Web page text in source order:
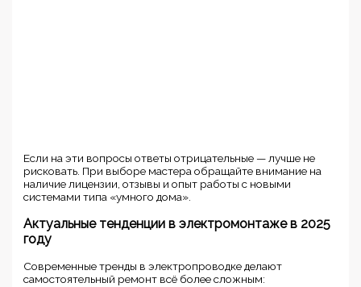
Если на эти вопросы ответы отрицательные — лучше не
рисковать. При выборе мастера обращайте внимание на
наличие лицензии, отзывы и опыт работы с новыми
системами типа «умного дома».
Актуальные тенденции в электромонтаже в 2025
году
Современные тренды в электропроводке делают
самостоятельный ремонт всё более сложным: